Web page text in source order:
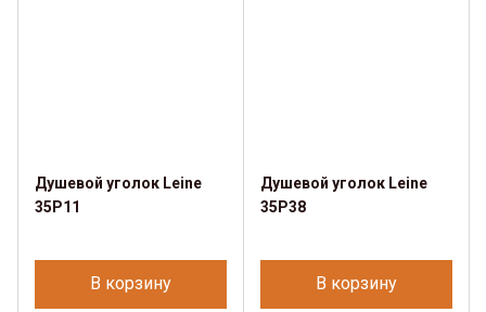
Душевой уголок Leine
35P11
В корзину
Душевой уголок Leine
35P38
В корзину